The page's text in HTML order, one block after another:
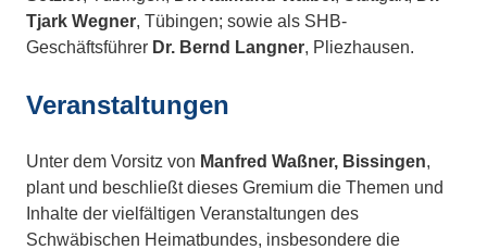
Tjark Wegner, Tübingen; sowie als SHB-
Geschäftsführer Dr. Bernd Langner, Pliezhausen.
Veranstaltungen
Unter dem Vorsitz von Manfred Waßner, Bissingen,
plant und beschließt dieses Gremium die Themen und
Inhalte der vielfältigen Veranstaltungen des
Schwäbischen Heimatbundes, insbesondere die